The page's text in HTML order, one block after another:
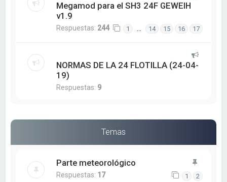
Megamod para el SH3 24F GEWEIH
v1.9
Respuestas: 244 1 … 14 15 16 17
NORMAS DE LA 24 FLOTILLA (24-04-
19)
Respuestas: 9
Temas
Parte meteorológico
Respuestas: 17 1 2